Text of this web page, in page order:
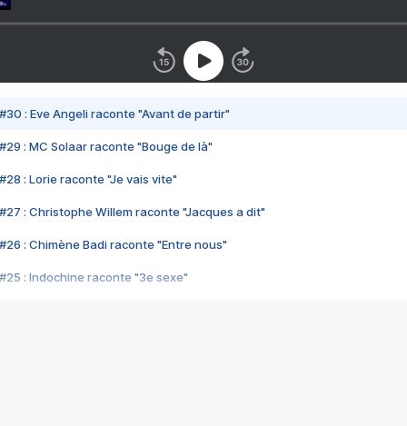
#30 : Eve Angeli raconte "Avant de partir"
#29 : MC Solaar raconte "Bouge de là"
#28 : Lorie raconte "Je vais vite"
#27 : Christophe Willem raconte "Jacques a dit"
#26 : Chimène Badi raconte "Entre nous"
#25 : Indochine raconte "3e sexe"